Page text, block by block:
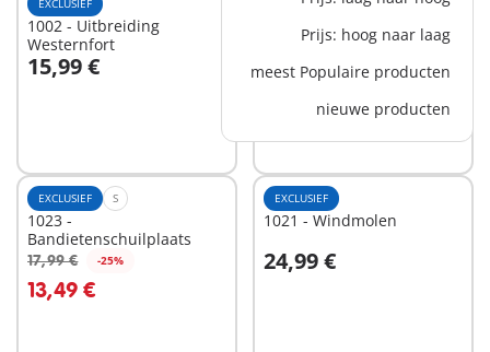
Prijs: hoog naar laag
meest Populaire producten
nieuwe producten
EXCLUSIEF
1002 - Uitbreiding
Westernfort
15,99 €
In winkelwagen
EXCLUSIEF
1003 - Sheriff
9,99 €
In winkelwagen
EXCLUSIEF S
1023 -
Bandietenschuilplaats
17,99 € -25%
13,49 €
In winkelwagen
EXCLUSIEF
1021 - Windmolen
24,99 €
In winkelwagen